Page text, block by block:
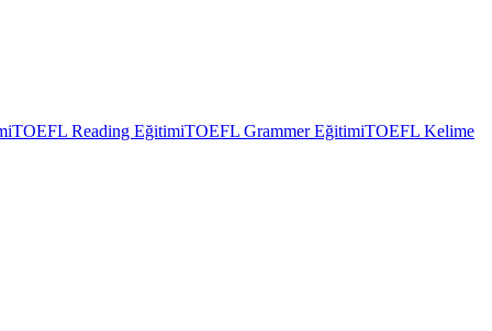
TOEFL Reading EğitimiTOEFL Grammer EğitimiTOEFL Kelime